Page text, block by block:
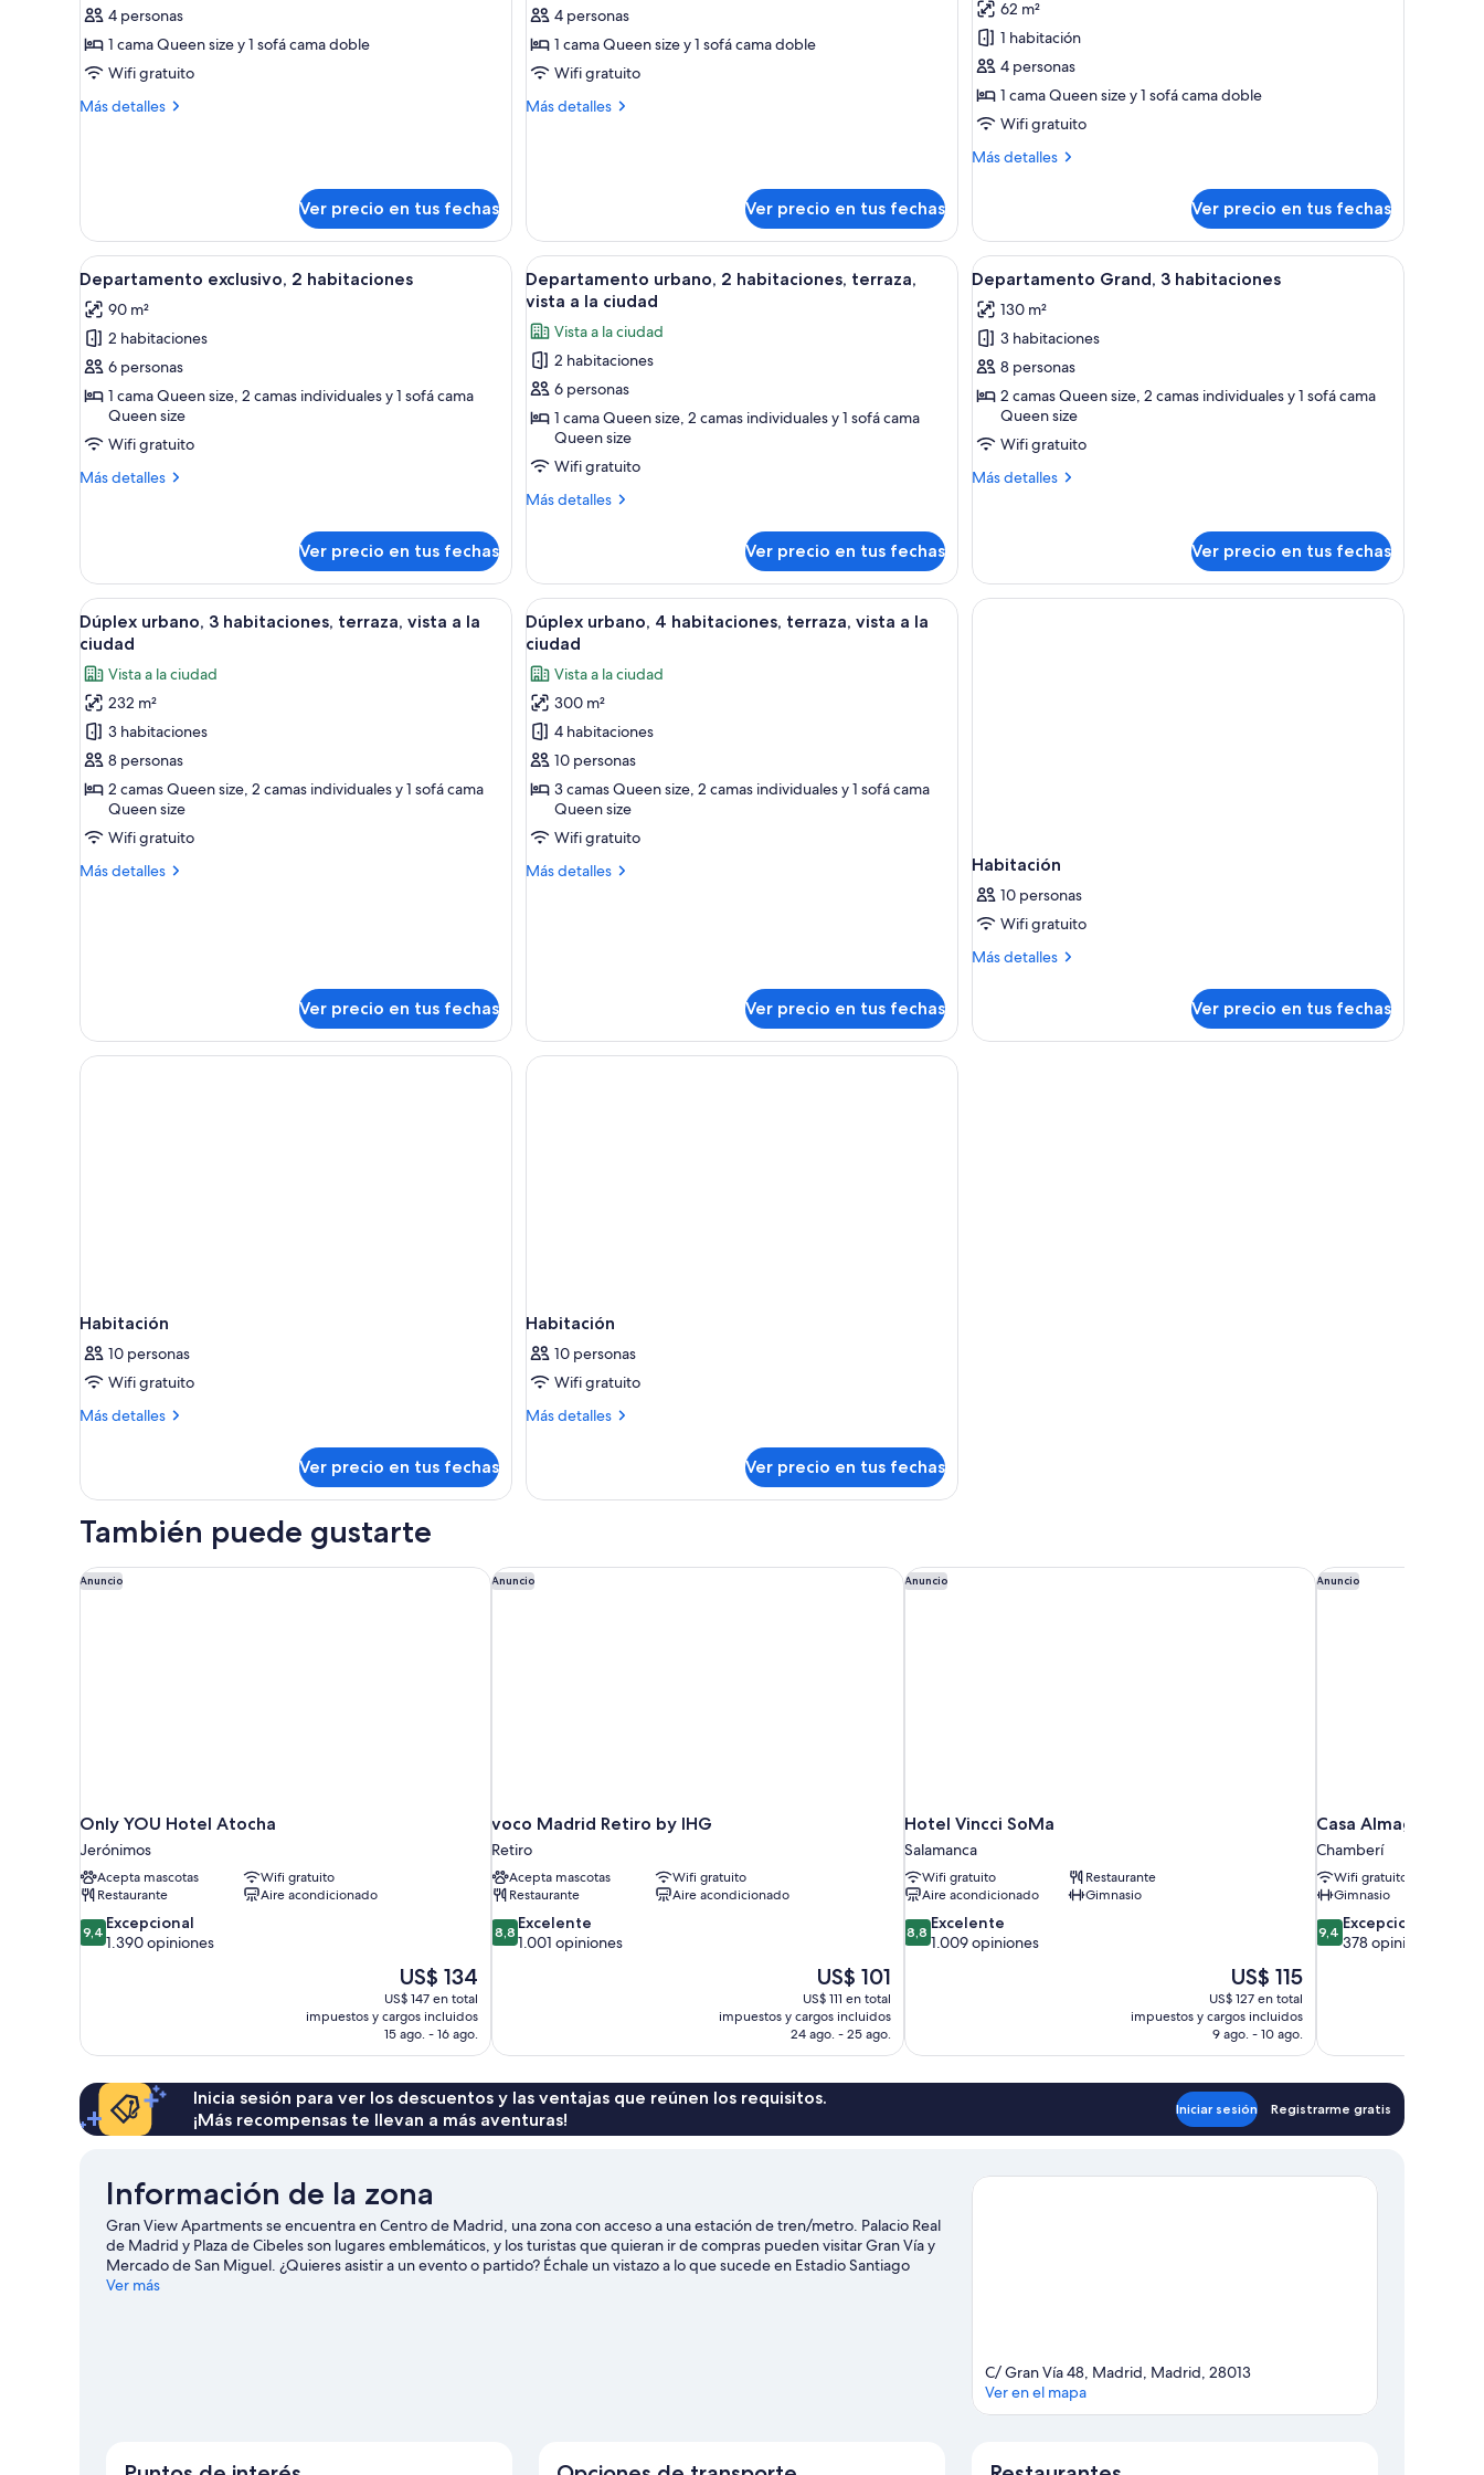
de
Departamento
ejecutivo,
habitación
4 personas
1 cama Queen size y 1 sofá cama doble
Wifi gratuito
Más detalles
Más
habitación
Ver precio en tus fechas
de
Departamento
Confort,
habitación
4 personas
1 cama Queen size y 1 sofá cama doble
Wifi gratuito
Más detalles
Más
habitación
Ver precio en tus fechas
de
Departamento
urbano,
1
habitación,
vista
ciudad
62 m²
1 habitación
4 personas
1 cama Queen size y 1 sofá cama doble
Wifi gratuito
Más detalles
Más
urbano,
habitación,
terraza,
vista
la
ciudad
Ver precio en tus fechas
Ver
todas
las
fotos
de
Departamento
exclusivo,
2
habitaciones
Una habitación de hotel moderna con una cama grande, un cabecero decorativo, vistas de la ciudad a través de un ventanal y un balcón con una silla.
21
Departamento exclusivo, 2 habitaciones
90 m²
2 habitaciones
6 personas
1 cama Queen size, 2 camas individuales y 1 sofá cama
Queen size
Wifi gratuito
Más detalles
Más
2
habitaciones
Ver precio en tus fechas
Ver
todas
las
fotos
de
Departamento
urbano,
habitaciones,
terraza,
la
ciudad
Habitación de hotel con una cama grande, un balcón con una silla y vistas a la ciudad.
9
Departamento urbano, 2 habitaciones, terraza,
vista a la ciudad
Vista a la ciudad
2 habitaciones
6 personas
1 cama Queen size, 2 camas individuales y 1 sofá cama
Queen size
Wifi gratuito
Más detalles
Más
urbano,
habitaciones,
terraza,
a
la
ciudad
Ver precio en tus fechas
Ver
todas
las
fotos
de
Departamento
Grand,
3
habitaciones
Una sala de estar moderna con un sofá, un
19
Departamento Grand, 3 habitaciones
130 m²
3 habitaciones
8 personas
2 camas Queen size, 2 camas individuales y 1 sofá cama
Queen size
Wifi gratuito
Más detalles
Más
3
habitaciones
Ver precio en tus fechas
Ver
todas
las
fotos
de
Dúplex
urbano,
3
habitaciones,
terraza,
vista
Un dormitorio moderno con una cama grande, una mesita de noche y vistas a la ciudad desde un balcón.
12
Dúplex urbano, 3 habitaciones, terraza, vista a la
ciudad
Vista a la ciudad
232 m²
3 habitaciones
8 personas
2 camas Queen size, 2 camas individuales y 1 sofá cama
Queen size
Wifi gratuito
Más detalles
Más
vista
la
Ver precio en tus fechas
Ver
todas
las
fotos
de
Dúplex
urbano,
4
habitaciones,
terraza,
vista
Una terraza en la azotea con mobiliario exterior blanco, un comedor y vistas panorámicas de la ciudad.
15
Dúplex urbano, 4 habitaciones, terraza, vista a la
ciudad
Vista a la ciudad
300 m²
4 habitaciones
10 personas
3 camas Queen size, 2 camas individuales y 1 sofá cama
Queen size
Wifi gratuito
Más detalles
Más
vista
la
Ver precio en tus fechas
Habitación
10 personas
Wifi gratuito
Más detalles
Más
Ver precio en tus fechas
Habitación
10 personas
Wifi gratuito
Más detalles
Más
Ver precio en tus fechas
Habitación
10 personas
Wifi gratuito
Más detalles
Más
Ver precio en tus fechas
También puede gustarte
Anuncio
Only YOU Hotel Atocha
Jerónimos
Acepta mascotas
Wifi gratuito
Restaurante
Aire acondicionado
9.4
de
9,4 Excepcional
1.390 opiniones
El
precio
actual
es
de
US$ 134
US$ 147 en total
impuestos y cargos incluidos
15 ago. - 16 ago.
Only YOU Hotel Atocha Anuncio
voco Madrid Retiro by IHG
Retiro
Acepta mascotas
Wifi gratuito
Restaurante
Aire acondicionado
8.8
de
8,8 Excelente
1.001 opiniones
El
precio
actual
es
de
US$ 101
US$ 111 en total
impuestos y cargos incluidos
24 ago. - 25 ago.
voco Madrid Retiro by IHG Anuncio
Hotel Vincci SoMa
Salamanca
Wifi gratuito
Restaurante
Aire acondicionado
Gimnasio
8.8
de
8,8 Excelente
1.009 opiniones
El
precio
actual
es
de
US$ 115
US$ 127 en total
impuestos y cargos incluidos
9 ago. - 10 ago.
Hotel Vincci SoMa Anuncio
Casa Almagro by
Chamberí
Wifi gratuito
Gimnasio
9.4
de
9,4 Excepcional
378 opiniones
Casa Almagro by
Inicia sesión para ver los descuentos y las ventajas que reúnen los requisitos.
¡Más recompensas te llevan a más aventuras!
Iniciar sesión Registrarme gratis
Información de la zona
Gran View Apartments se encuentra en Centro de Madrid, una zona con acceso a una estación de tren/metro. Palacio Real
de Madrid y Plaza de Cibeles son lugares emblemáticos, y los turistas que quieran ir de compras pueden visitar Gran Vía y
Mercado de San Miguel. ¿Quieres asistir a un evento o partido? Échale un vistazo a lo que sucede en Estadio Santiago
Bernabéu o Movistar Arena.
Ver más
C/ Gran Vía 48, Madrid, Madrid, 28013
Ver en el mapa